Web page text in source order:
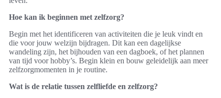
Hoe kan ik beginnen met zelfzorg?
Begin met het identificeren van activiteiten die je leuk vindt en
die voor jouw welzijn bijdragen. Dit kan een dagelijkse
wandeling zijn, het bijhouden van een dagboek, of het plannen
van tijd voor hobby’s. Begin klein en bouw geleidelijk aan meer
zelfzorgmomenten in je routine.
Wat is de relatie tussen zelfliefde en zelfzorg?